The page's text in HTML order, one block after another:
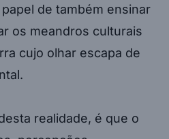
de também ensinar
os meandros culturais
cujo olhar escapa de
realidade, é que o